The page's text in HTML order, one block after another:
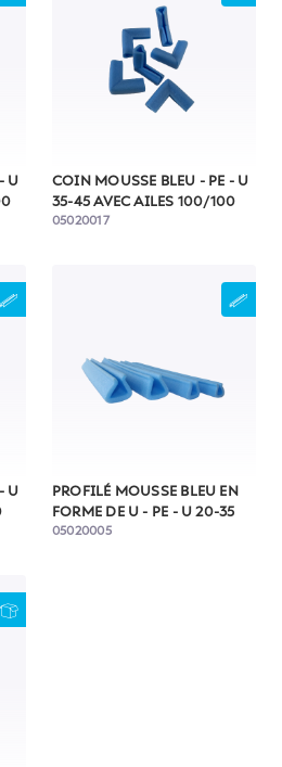
U
COIN MOUSSE BLEU - PE - U
35-45 AVEC AILES 100/100
05020017
U
PROFILÉ MOUSSE BLEU EN
FORME DE U - PE - U 20-35
05020005